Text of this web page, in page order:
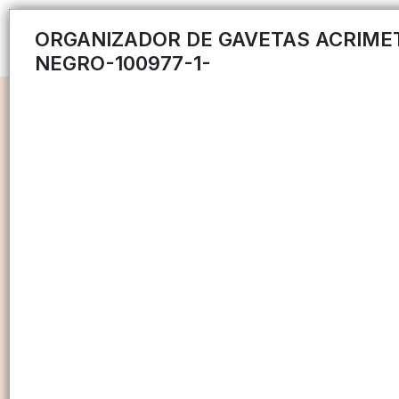
ORGANIZADOR DE GAVETAS
NEGRO-100977-1-